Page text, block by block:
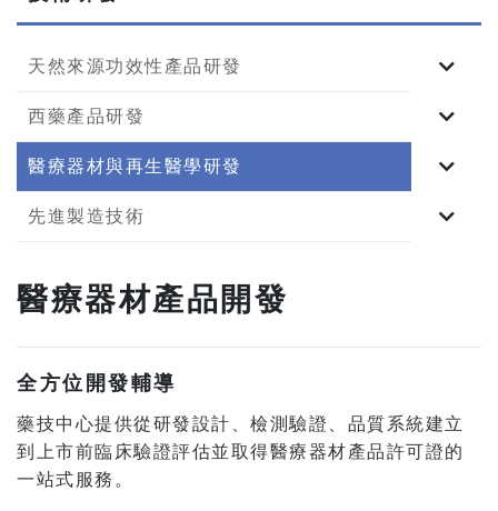
天然來源功效性產品研發
西藥產品研發
醫療器材與再生醫學研發
先進製造技術
醫療器材產品開發
全方位開發輔導
藥技中心提供從研發設計、檢測驗證、品質系統建立
到上市前臨床驗證評估並取得醫療器材產品許可證的
一站式服務。